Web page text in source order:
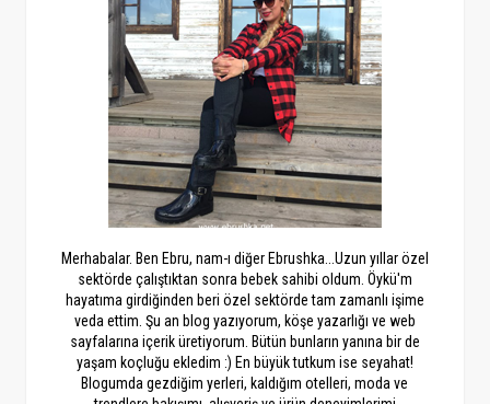
Merhabalar. Ben Ebru, nam-ı diğer Ebrushka...Uzun yıllar özel
sektörde çalıştıktan sonra bebek sahibi oldum. Öykü'm
hayatıma girdiğinden beri özel sektörde tam zamanlı işime
veda ettim. Şu an blog yazıyorum, köşe yazarlığı ve web
sayfalarına içerik üretiyorum. Bütün bunların yanına bir de
yaşam koçluğu ekledim :) En büyük tutkum ise seyahat!
Blogumda gezdiğim yerleri, kaldığım otelleri, moda ve